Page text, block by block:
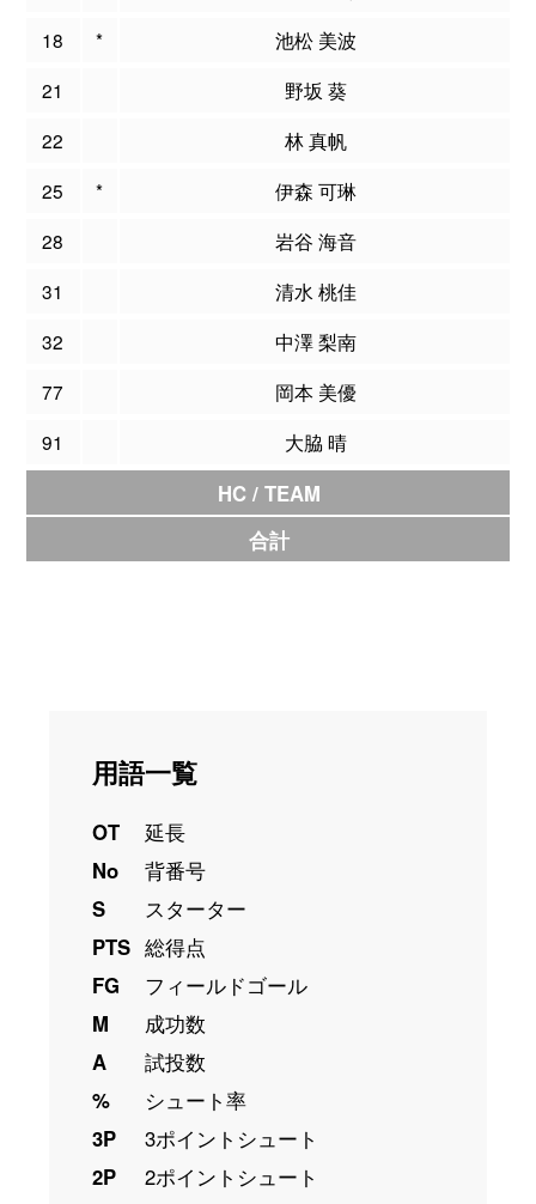
18
*
池松 美波
21
野坂 葵
22
林 真帆
25
*
伊森 可琳
28
岩谷 海音
31
清水 桃佳
32
中澤 梨南
77
岡本 美優
91
大脇 晴
HC / TEAM
合計
用語一覧
OT
延長
No
背番号
S
スターター
PTS 総得点
FG
フィールドゴール
M
成功数
A
試投数
%
シュート率
3P
3ポイントシュート
2P
2ポイントシュート